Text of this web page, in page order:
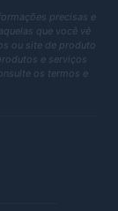
precisas e
que você vê
ou site de produto
e serviços
os termos e